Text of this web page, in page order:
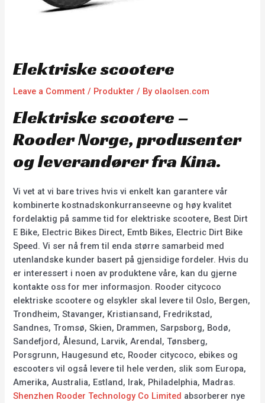
Elektriske scootere
Leave a Comment / Produkter / By olaolsen.com
Elektriske scootere –
Rooder Norge, produsenter
og leverandører fra Kina.
Vi vet at vi bare trives hvis vi enkelt kan garantere vår
kombinerte kostnadskonkurranseevne og høy kvalitet
fordelaktig på samme tid for elektriske scootere, Best Dirt
E Bike, Electric Bikes Direct, Emtb Bikes, Electric Dirt Bike
Speed. Vi ser nå frem til enda større samarbeid med
utenlandske kunder basert på gjensidige fordeler. Hvis du
er interessert i noen av produktene våre, kan du gjerne
kontakte oss for mer informasjon. Rooder citycoco
elektriske scootere og elsykler skal levere til Oslo, Bergen,
Trondheim, Stavanger, Kristiansand, Fredrikstad,
Sandnes, Tromsø, Skien, Drammen, Sarpsborg, Bodø,
Sandefjord, Ålesund, Larvik, Arendal, Tønsberg,
Porsgrunn, Haugesund etc, Rooder citycoco, ebikes og
escooters vil også levere til hele verden, slik som Europa,
Amerika, Australia, Estland, Irak, Philadelphia, Madras.
Shenzhen Rooder Technology Co Limited absorberer nye